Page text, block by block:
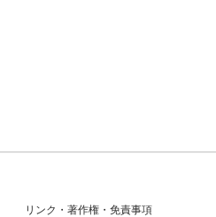
リンク・著作権・免責事項